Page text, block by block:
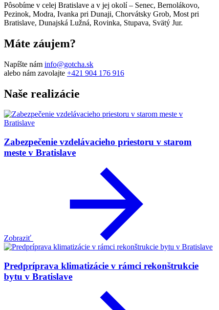
Pôsobíme v celej Bratislave a v jej okolí – Senec, Bernolákovo,
Pezinok, Modra, Ivanka pri Dunaji, Chorvátsky Grob, Most pri
Bratislave, Dunajská Lužná, Rovinka, Stupava, Svätý Jur.
Máte záujem?
Napíšte nám info@gotcha.sk
alebo nám zavolajte +421 904 176 916
Naše realizácie
Zabezpečenie vzdelávacieho priestoru v starom
meste v Bratislave
Zobraziť
Predpríprava klimatizácie v rámci rekonštrukcie
bytu v Bratislave